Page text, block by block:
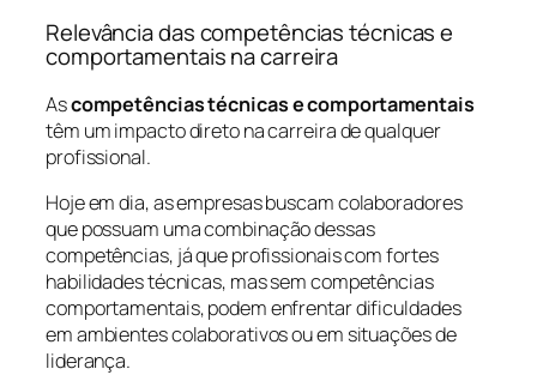
Relevância das competências técnicas e
comportamentais na carreira
Ascompetências técnicas e comportamentais
têm um impacto direto na carreira de qualquer
profissional.
Hoje em dia, as empresas buscam colaboradores
que possuam uma combinação dessas
competências, já que profissionais com fortes
habilidades técnicas, mas sem competências
comportamentais, podem enfrentar dificuldades
em ambientes colaborativos ou em situações de
liderança.